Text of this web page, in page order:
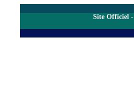
Site Officiel-